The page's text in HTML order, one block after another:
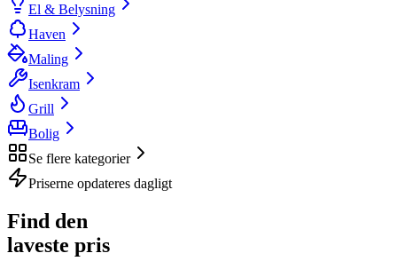
El & Belysning
Haven
Maling
Isenkram
Grill
Bolig
Se flere kategorier
Priserne opdateres dagligt
Find den
laveste pris